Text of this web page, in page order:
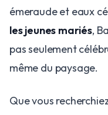
émeraude et eaux
les jeunes mariés,
pas seulement
même du paysage.
Que vous